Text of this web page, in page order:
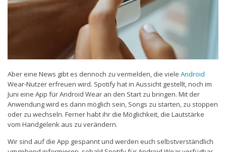
Mobilfunk-Vergleichsrechner
Mobilfunk-Tarifrechner
Flatrate-Datentarife
Aber eine News gibt es dennoch zu vermelden, die viele Android
Wear-Nutzer erfreuen wird. Spotify hat in Aussicht gestellt, noch im
Juni eine App für Android Wear an den Start zu bringen. Mit der
Anwendung wird es dann möglich sein, Songs zu starten, zu stoppen
oder zu wechseln. Ferner habt ihr die Möglichkeit, die Lautstärke
vom Handgelenk aus zu verändern.
Wir sind auf die App gespannt und werden euch selbstverständlich